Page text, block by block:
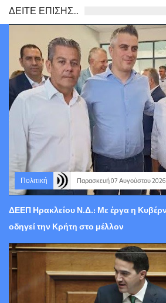
ΔΕΙΤΕ ΕΠΙΣΗΣ...
Πολιτική Παρασκευή 07 Αυγούστου
ΔΕΕΠ Ηρακλείου Ν.Δ.: Με έργα η
οδηγεί την Κρήτη στο μέλλον